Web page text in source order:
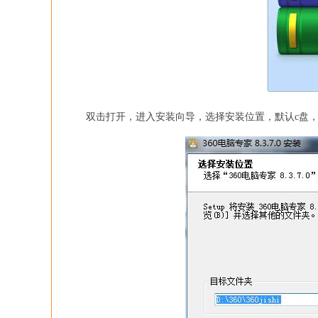
双击打开，进入安装向导，选择安装位置，默认c盘